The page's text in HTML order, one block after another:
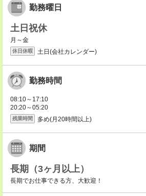
勤務曜日
土日祝休
月～金
休日休暇 土日(会社カレンダー)
勤務時間
08:10～17:10
20:20～05:20
残業時間 多め(月20時間以上)
期間
長期（3ヶ月以上）
長期でお仕事できる方、大歓迎！